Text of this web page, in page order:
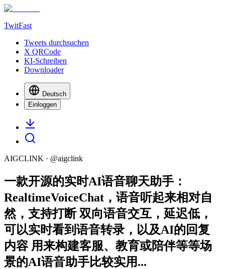
TwitFast
Tweets durchsuchen
X QRCode
KI-Schreiben
Downloader
Deutsch
Einloggen
AIGCLINK · @aigclink
一款开源的实时AI语音聊天助手：
RealtimeVoiceChat，语音听起来相对自
然，支持打断 双向语音交互，延迟低，
可以实时看到语音转录，以及AI的回复
内容 用来构建客服、教育或陪伴等等场
景的AI语音助手比较实用...